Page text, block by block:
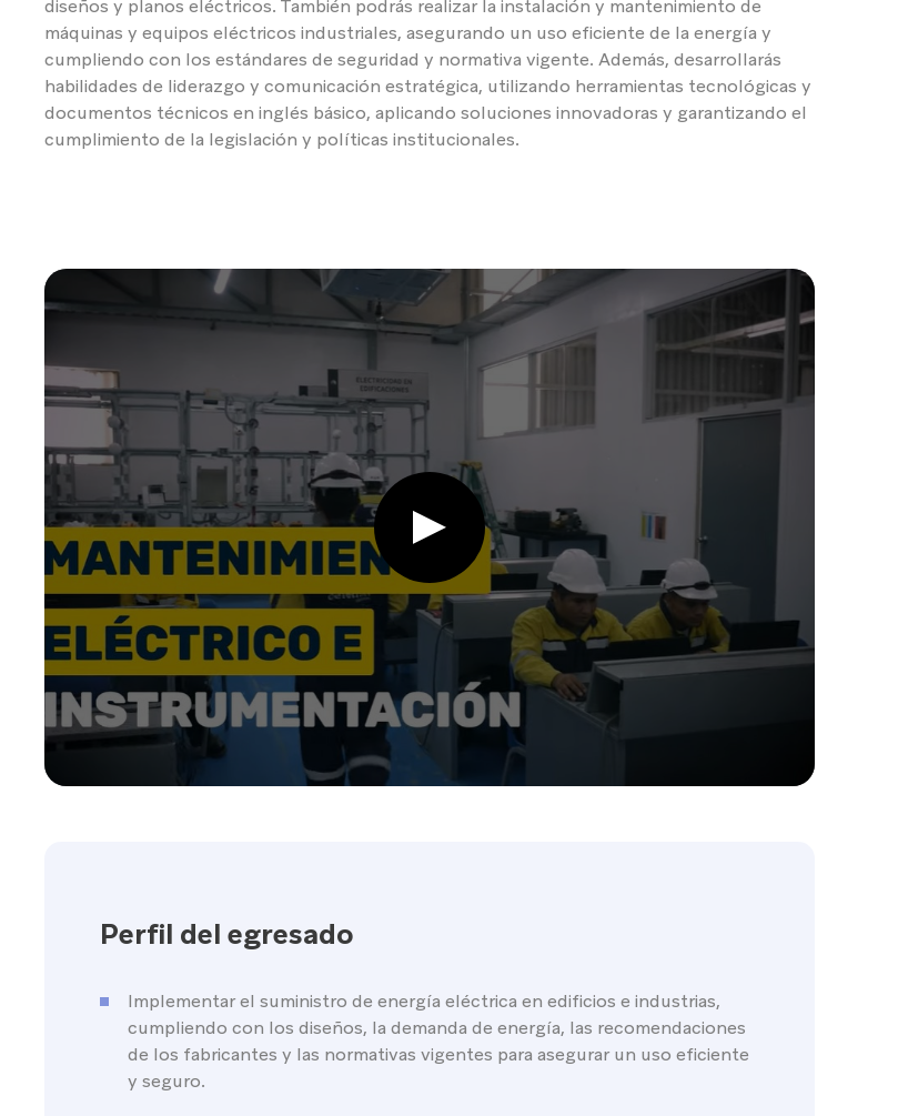
diseños y planos eléctricos. También podrás realizar la instalación y mantenimiento de
máquinas y equipos eléctricos industriales, asegurando un uso eficiente de la energía y
cumpliendo con los estándares de seguridad y normativa vigente. Además, desarrollarás
habilidades de liderazgo y comunicación estratégica, utilizando herramientas tecnológicas y
documentos técnicos en inglés básico, aplicando soluciones innovadoras y garantizando el
cumplimiento de la legislación y políticas institucionales.
Perfil del egresado
Implementar el suministro de energía eléctrica en edificios e industrias,
cumpliendo con los diseños, la demanda de energía, las recomendaciones
de los fabricantes y las normativas vigentes para asegurar un uso eficiente
y seguro.